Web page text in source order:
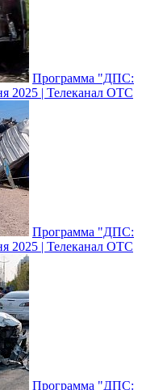
Программа "ДПС:
2025 | Телеканал ОТС
Программа "ДПС:
2025 | Телеканал ОТС
Программа "ДПС: